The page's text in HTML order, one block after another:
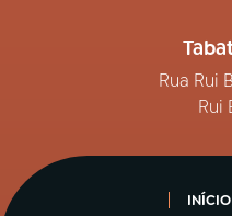
Rua Rui
Rui
INÍCIO